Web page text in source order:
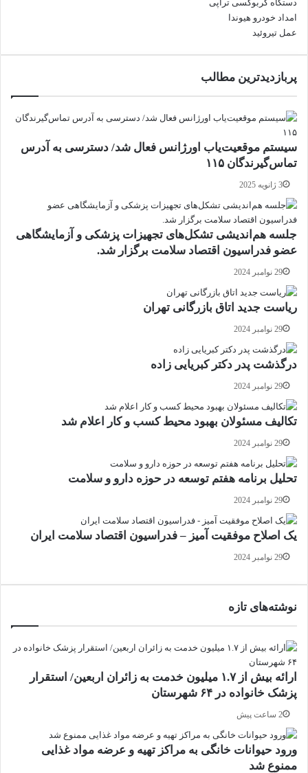
دستگاه کربوکسی تراپی
امداد خودرو هیوندا
عمل تیروئید
پربازدیدترین مطالب
سیستم موقعیت‌یاب اورژانس فعال شد/ دسترسی به آدرس
تماس‌گیرندگان ۱۱۵
3 ژانویه 2025
جلسه هم‌اندیشی تشکل‌های تجهیزات پزشکی و آزمایشگاهی
عضو فدراسیون اقتصاد سلامت برگزار شد.
29 نوامبر 2024
ریاست جدید اتاق بازرگانی تهران
29 نوامبر 2024
درگذشت پدر دکتر کبریایی زاده
29 نوامبر 2024
تکالیف مسئولان بهبود محیط کسب و کار اعلام شد
29 نوامبر 2024
تحلیل برنامه هفتم توسعه در حوزه دارو و سلامت
29 نوامبر 2024
یک اصلاح موفقیت آمیز – فدراسیون اقتصاد سلامت ایران
29 نوامبر 2024
نوشته‌های تازه
ارائه بیش از ۱.۷ میلیون خدمت به زائران اربعین/ استقرار
پزشک خانواده در ۶۴ شهرستان
2 ساعت پیش
ورود حیوانات خانگی به مراکز تهیه و عرضه مواد غذایی
ممنوع شد